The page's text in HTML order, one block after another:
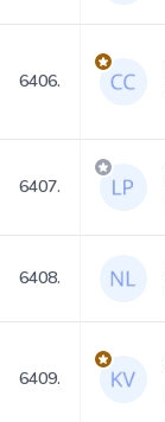
6406.
6407.
6408.
6409.